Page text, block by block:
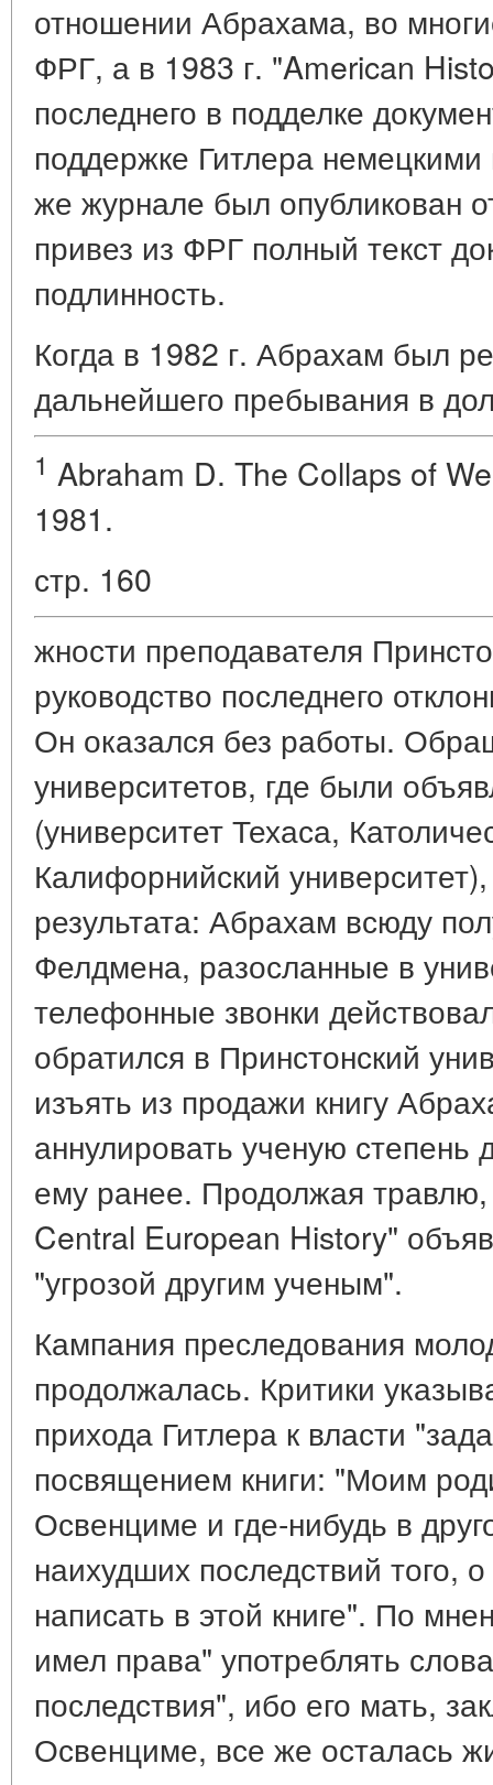
отношении Абрахама, во
ФРГ, а в 1983 г. "American
последнего в подделке
поддержке Гитлера
же журнале был опубликован
привез из ФРГ полный текст
подлинность.
Когда в 1982 г. Абрахам был
дальнейшего пребывания в
1 Abraham D. The Collaps of
1981.
стр. 160
жности преподавателя
руководство последнего
Он оказался без работы.
университетов, где были
(университет Техаса,
Калифорнийский
результата: Абрахам всюду
Фелдмена, разосланные в
телефонные звонки
обратился в Принстонский
изъять из продажи книгу
аннулировать ученую степень
ему ранее. Продолжая
Central European History"
"угрозой другим ученым".
Кампания преследования
продолжалась. Критики
прихода Гитлера к власти
посвящением книги: "Моим
Освенциме и где-нибудь в
наихудших последствий того,
написать в этой книге". По
имел права" употреблять
последствия", ибо его мать,
Освенциме, все же осталась